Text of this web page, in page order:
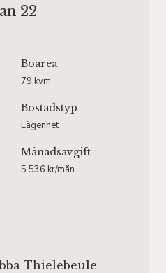
22
Boarea
79 kvm
Bostadstyp
Lägenhet
Månadsavgift
5 536 kr/mån
Thielebeule